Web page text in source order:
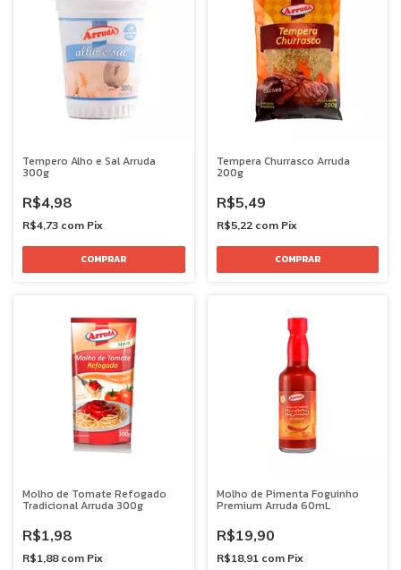
Tempero Alho e Sal Arruda
300g
R$4,98
R$4,73 com Pix
Tempera Churrasco Arruda
200g
R$5,49
R$5,22 com Pix
Molho de Tomate Refogado
Tradicional Arruda 300g
R$1,98
R$1,88 com Pix
Molho de Pimenta Foguinho
Premium Arruda 60mL
R$19,90
R$18,91 com Pix